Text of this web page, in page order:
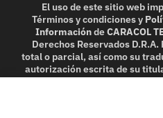
El uso de este sitio web
Términos y condicionesy
InformacióndeCARACOL
Derechos Reservados
total o parcial, así como su
autorización escrita de su
in part, or translation